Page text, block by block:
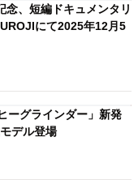
にて2025年12月5
ーグラインダー」新発
デル登場